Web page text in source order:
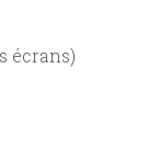
écrans)